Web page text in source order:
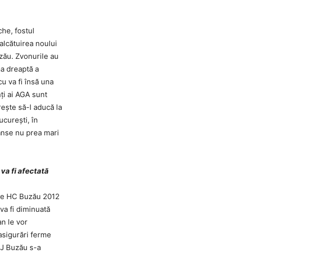
fostul
noului
Zvonurile au
dreaptă a
va fi însă una
ai AGA sunt
să-l aducă la
în
nu prea mari
va fi afectată
HC Buzău 2012
fi diminuată
le vor
ferme
Buzău s-a